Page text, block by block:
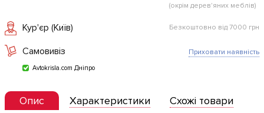
(окрім дерев'яних меблів)
Кур'єр (Київ) Безкоштовно від 7000 грн
Самовивіз
Avtokrisla.com Дніпро
Приховати наявність
Опис Характеристики
Схожі товари